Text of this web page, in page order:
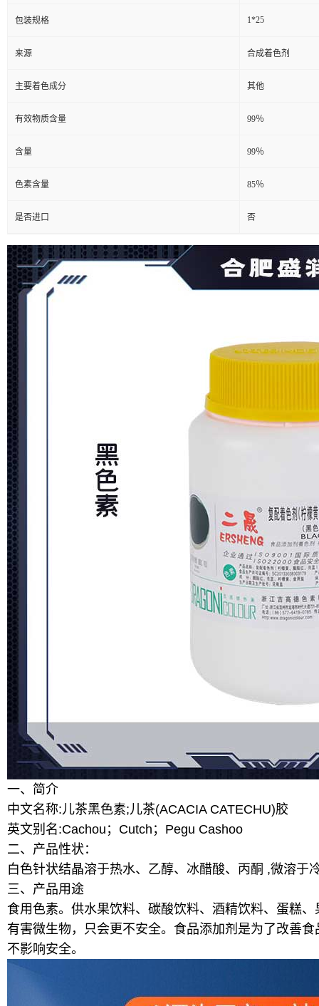
包装规格 1*25
来源 合成着色剂
主要着色成分 其他
有效物质含量 99％
含量 99％
色素含量 85％
是否进口 否
一、简介
中文名称:儿茶黑色素;儿茶(ACACIA CATECHU)胶
英文别名:Cachou；Cutch；Pegu Cashoo
二、产品性状：
白色针状结晶溶于热水、乙醇、冰醋酸、丙酮 ,微溶于
三、产品用途
食用色素。供水果饮料、碳酸饮料、酒精饮料、蛋糕
有害微生物，只会更不安全。食品添加剂是为了改善
不影响安全。